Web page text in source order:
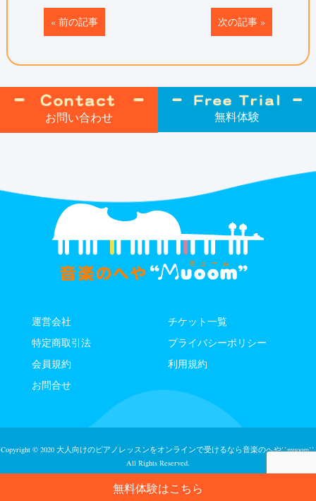
« 前の記事 次の記事 »
お問い合わせ 無料体験
運営会社
チケット⼀覧
特定商取引法
プライバシーポリシー
会員規約
利用規約
お問合せ
Copyright © 2020 大人向けのピアノレッスンをオンラインで受けるなら⾳楽のへや’’muoom’’.
All Rights Reserved.
無料体験はこちら